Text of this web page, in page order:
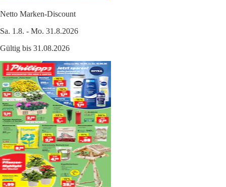
Netto Marken-Discount
Sa. 1.8. - Mo. 31.8.2026
Gültig bis 31.08.2026